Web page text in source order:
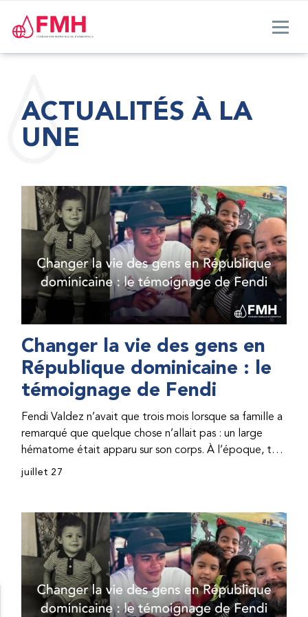
ACTUALITÉS À LA
UNE
Changer la vie des gens en
République dominicaine : le
témoignage de Fendi
Fendi Valdez n’avait que trois mois lorsque sa famille a
remarqué que quelque chose n’allait pas : un large
hématome était apparu sur son corps. À l’époque, très
peu de professionnel·les de santé de République
correct, le traitement était encore largement
indisponible. Les concentrés de facteur étaient chers
et difficiles à se procurer. Afin que son traitement dure
plus longtemps, Fendi prenait parfois une dose
inférieure à celle prescrite. À cause de ces soins limités,
il avait fréquemment des saignements, manquait
juillet 27